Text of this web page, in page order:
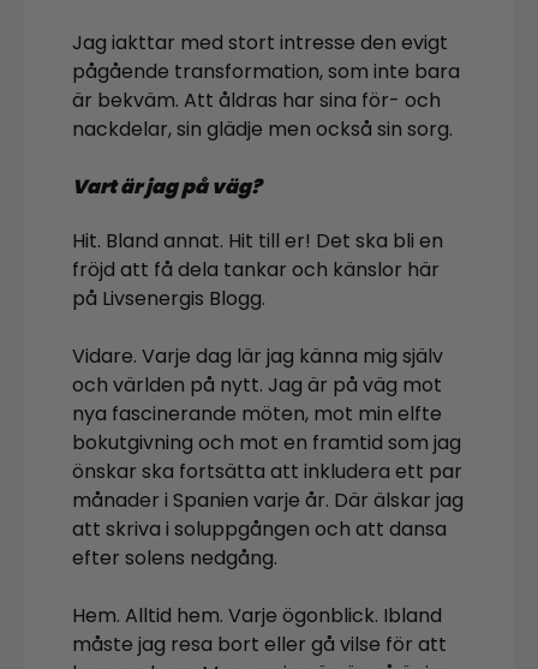
Jag iakttar med stort intresse den evigt
pågående transformation, som inte bara
är bekväm. Att åldras har sina för- och
nackdelar, sin glädje men också sin sorg.
Vart är jag på väg?
Hit. Bland annat. Hit till er! Det ska bli en
fröjd att få dela tankar och känslor här
på Livsenergis Blogg.
Vidare. Varje dag lär jag känna mig själv
och världen på nytt. Jag är på väg mot
nya fascinerande möten, mot min elfte
bokutgivning och mot en framtid som jag
önskar ska fortsätta att inkludera ett par
månader i Spanien varje år. Där älskar jag
att skriva i soluppgången och att dansa
efter solens nedgång.
Hem. Alltid hem. Varje ögonblick. Ibland
måste jag resa bort eller gå vilse för att